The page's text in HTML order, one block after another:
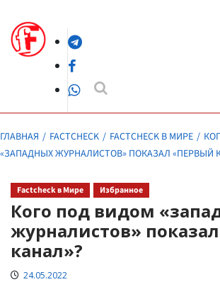
содержимомуTelegram
Facebook
WhatsApp
ГЛАВНАЯ FACTCHECK FACTCHECK В МИРЕ
«ЗАПАДНЫХ ЖУРНАЛИСТОВ» ПОКАЗАЛ «ПЕРВЫЙ
Factcheck в Мире Избранное
Кого под видом
журналистов»
канал»?
24.05.2022